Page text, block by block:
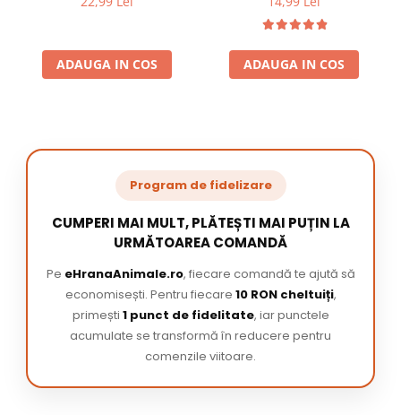
ADAUGA IN COS ADAUGA IN COS
Program de fidelizare
CUMPERI MAI MULT, PLĂTEȘTI MAI PUȚIN LA
URMĂTOAREA COMANDĂ
Pe eHranaAnimale.ro, fiecare comandă te ajută să
economisești. Pentru fiecare 10 RON cheltuiți,
primești 1 punct de fidelitate, iar punctele
acumulate se transformă în reducere pentru
comenzile viitoare.